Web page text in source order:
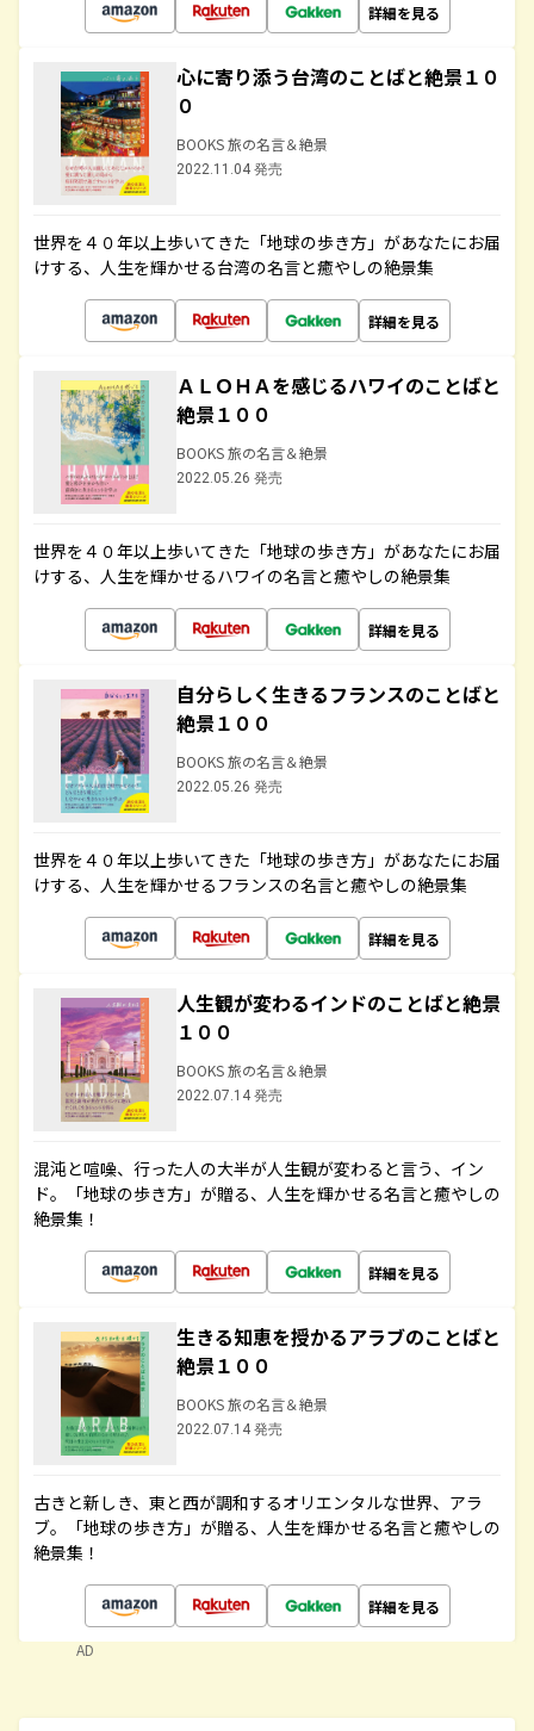
詳細を見る
心に寄り添う台湾のことばと絶景１０
０
BOOKS 旅の名言＆絶景
2022.11.04 発売
世界を４０年以上歩いてきた「地球の歩き方」があなたにお届
けする、人生を輝かせる台湾の名言と癒やしの絶景集
詳細を見る
ＡＬＯＨＡを感じるハワイのことばと
絶景１００
BOOKS 旅の名言＆絶景
2022.05.26 発売
世界を４０年以上歩いてきた「地球の歩き方」があなたにお届
けする、人生を輝かせるハワイの名言と癒やしの絶景集
詳細を見る
自分らしく生きるフランスのことばと
絶景１００
BOOKS 旅の名言＆絶景
2022.05.26 発売
世界を４０年以上歩いてきた「地球の歩き方」があなたにお届
けする、人生を輝かせるフランスの名言と癒やしの絶景集
詳細を見る
人生観が変わるインドのことばと絶景
１００
BOOKS 旅の名言＆絶景
2022.07.14 発売
混沌と喧噪、行った人の大半が人生観が変わると言う、イン
ド。「地球の歩き方」が贈る、人生を輝かせる名言と癒やしの
絶景集！
詳細を見る
生きる知恵を授かるアラブのことばと
絶景１００
BOOKS 旅の名言＆絶景
2022.07.14 発売
古きと新しき、東と西が調和するオリエンタルな世界、アラ
ブ。「地球の歩き方」が贈る、人生を輝かせる名言と癒やしの
絶景集！
詳細を見る
AD